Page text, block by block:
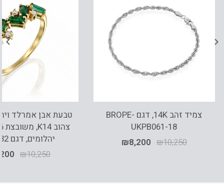
צמיד זהב 14K, דגם BROPE-
UKPB061-18
₪10,250
₪8,200
טבעת אבן אמרלד
יהלומים, דגם RD3732
₪10,250